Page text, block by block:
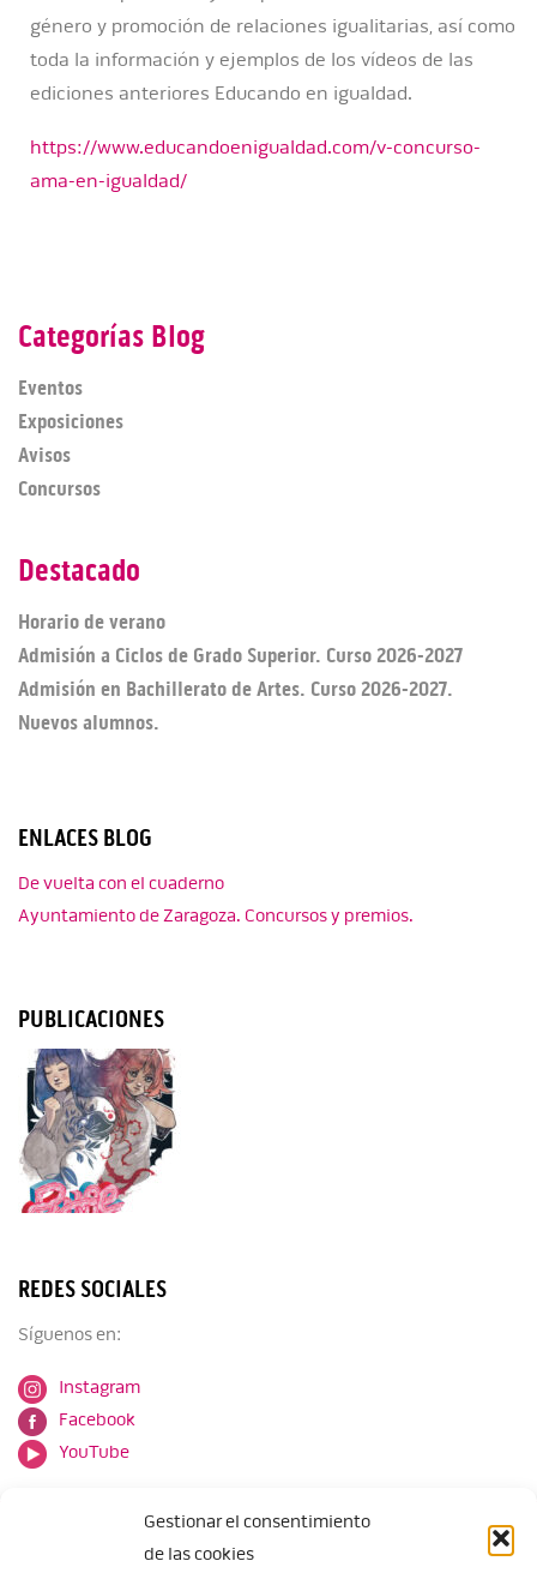
Gestionar el consentimiento
de las cookies
género y promoción de relaciones igualitarias, así como
toda la información y ejemplos de los vídeos de las
ediciones anteriores Educando en igualdad.
https://www.educandoenigualdad.com/v-concurso-
ama-en-igualdad/
Categorías Blog
Eventos
Exposiciones
Avisos
Concursos
Destacado
Horario de verano
Admisión a Ciclos de Grado Superior. Curso 2026-2027
Admisión en Bachillerato de Artes. Curso 2026-2027.
Nuevos alumnos.
ENLACES BLOG
De vuelta con el cuaderno
Ayuntamiento de Zaragoza. Concursos y premios.
PUBLICACIONES
REDES SOCIALES
Síguenos en:
Instagram
Facebook
YouTube